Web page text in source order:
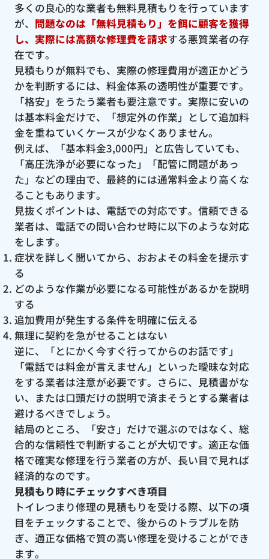
多くの良心的な業者も無料見積もりを行っています
が、 問題なのは「無料見積もり」を餌に顧客を獲得
し、実際には高額な修理費を請求する悪質業者の存
在です。
見積もりが無料でも、実際の修理費用が適正かどう
かを判断するには、料金体系の透明性が重要です。
「格安」をうたう業者も要注意です。実際に安いの
は基本料金だけで、「想定外の作業」として追加料
金を重ねていくケースが少なくありません。
例えば、「基本料金3,000円」と広告していても、
「高圧洗浄が必要になった」「配管に問題があっ
た」などの理由で、最終的には通常料金より高くな
ることもあります。
見抜くポイントは、電話での対応です。信頼できる
業者は、電話での問い合わせ時に以下のような対応
をします。
症状を詳しく聞いてから、おおよその料金を提示す
る
どのような作業が必要になる可能性があるかを説明
する
追加費用が発生する条件を明確に伝える
無理に契約を急がせることはない
逆に、「とにかく今すぐ行ってからのお話です」
「電話では料金が言えません」といった曖昧な対応
をする業者は注意が必要です。さらに、見積書がな
い、または口頭だけの説明で済まそうとする業者は
避けるべきでしょう。
結局のところ、「安さ」だけで選ぶのではなく、総
合的な信頼性で判断することが大切です。適正な価
格で確実な修理を行う業者の方が、長い目で見れば
経済的なのです。
見積もり時にチェックすべき項目
トイレつまり修理の見積もりを受ける際、以下の項
目をチェックすることで、後からのトラブルを防
ぎ、適正な価格で質の高い修理を受けることができ
ます。